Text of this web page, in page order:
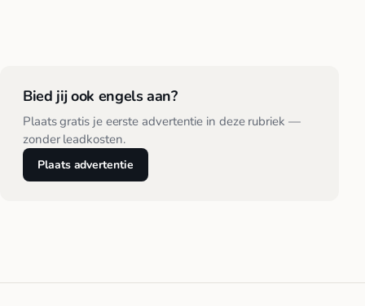
Bied jij ook engels aan?
Plaats gratis je eerste advertentie in deze rubriek —
zonder leadkosten.
Plaats advertentie